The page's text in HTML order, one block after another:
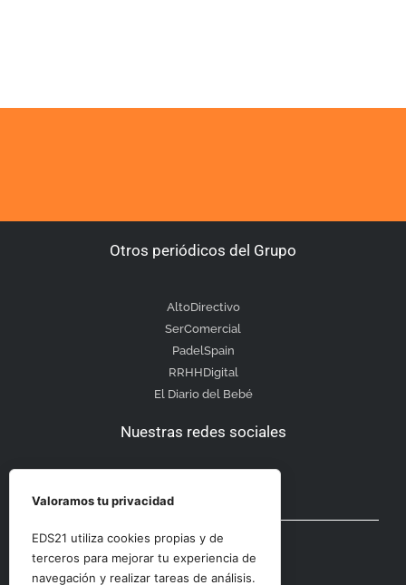
Otros periódicos del Grupo
AltoDirectivo
SerComercial
PadelSpain
RRHHDigital
El Diario del Bebé
Nuestras redes sociales
Otras secciones
Valoramos tu privacidad
EDS21 utiliza cookies propias y de
terceros para mejorar tu experiencia de
navegación y realizar tareas de análisis.